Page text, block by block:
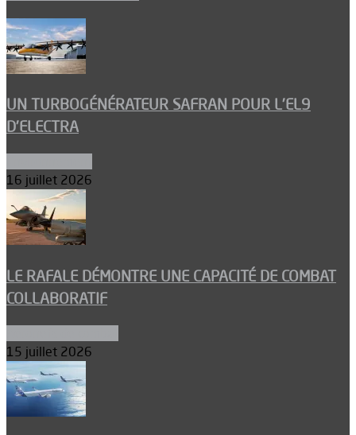
UN TURBOGÉNÉRATEUR SAFRAN POUR L’EL9
D’ELECTRA
16 juillet 2026
LE RAFALE DÉMONTRE UNE CAPACITÉ DE COMBAT
COLLABORATIF
15 juillet 2026